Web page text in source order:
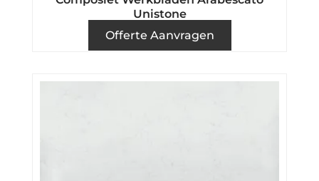
Unistone
Offerte Aanvragen